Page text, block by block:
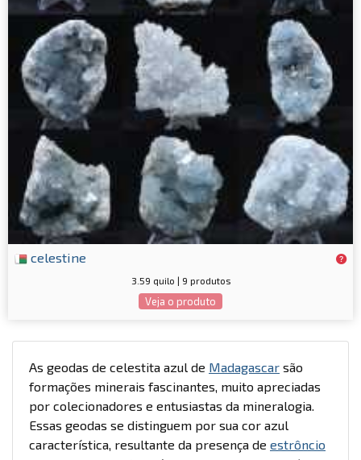
celestine
3.59 quilo | 9 produtos
Veja o produto
As geodas de celestita azul de Madagascar são
formações minerais fascinantes, muito apreciadas
por colecionadores e entusiastas da mineralogia.
Essas geodas se distinguem por sua cor azul
característica, resultante da presença de estrôncio